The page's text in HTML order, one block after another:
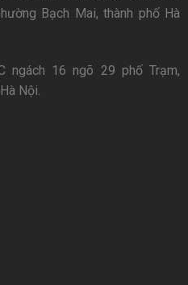
Bạch Mai, thành phố Hà
ngách 16 ngõ 29 phố Trạm,
Nội.